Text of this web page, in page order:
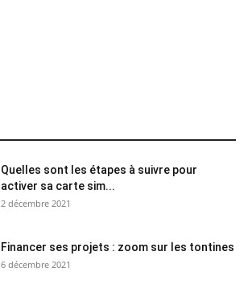
Quelles sont les étapes à suivre pour
activer sa carte sim...
2 décembre 2021
Financer ses projets : zoom sur les tontines
6 décembre 2021